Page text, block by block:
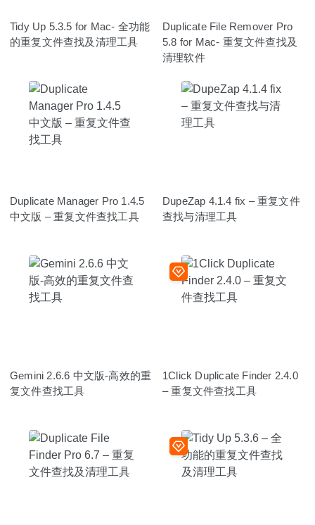
Tidy Up 5.3.5 for Mac- 全功能
的重复文件查找及清理工具
Duplicate File Remover Pro
5.8 for Mac- 重复文件查找及
清理软件
Duplicate Manager Pro 1.4.5
中文版 – 重复文件查找工具
DupeZap 4.1.4 fix – 重复文件
查找与清理工具
Gemini 2.6.6 中文版-高效的重
复文件查找工具
1Click Duplicate Finder 2.4.0
– 重复文件查找工具